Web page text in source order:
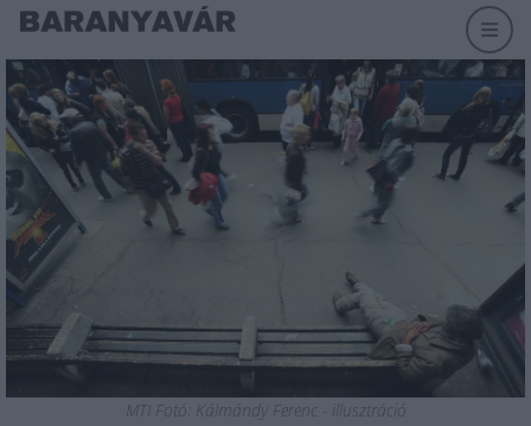
MTI Fotó: Kálmándy Ferenc - illusztráció